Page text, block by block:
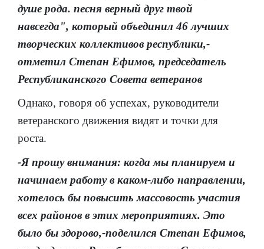
душе рода. песня верный друг твой
навсегда", который объединил 46 лучших
творческих коллективов республики,-
отметил Степан Ефимов, председатель
Республиканского Совета ветеранов
Однако, говоря об успехах, руководители
ветеранского движения видят и точки для
роста.
-Я прошу внимания: когда мы планируем и
начинаем работу в каком-либо направлении,
хотелось бы повысить массовость участия
всех районов в этих мероприятиях. Это
было бы здорово,-поделился Степан Ефимов,